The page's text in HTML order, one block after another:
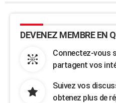
DEVENEZ MEMBRE EN
Connectez-vous
partagent vos
Suivez vos
obtenez plus de